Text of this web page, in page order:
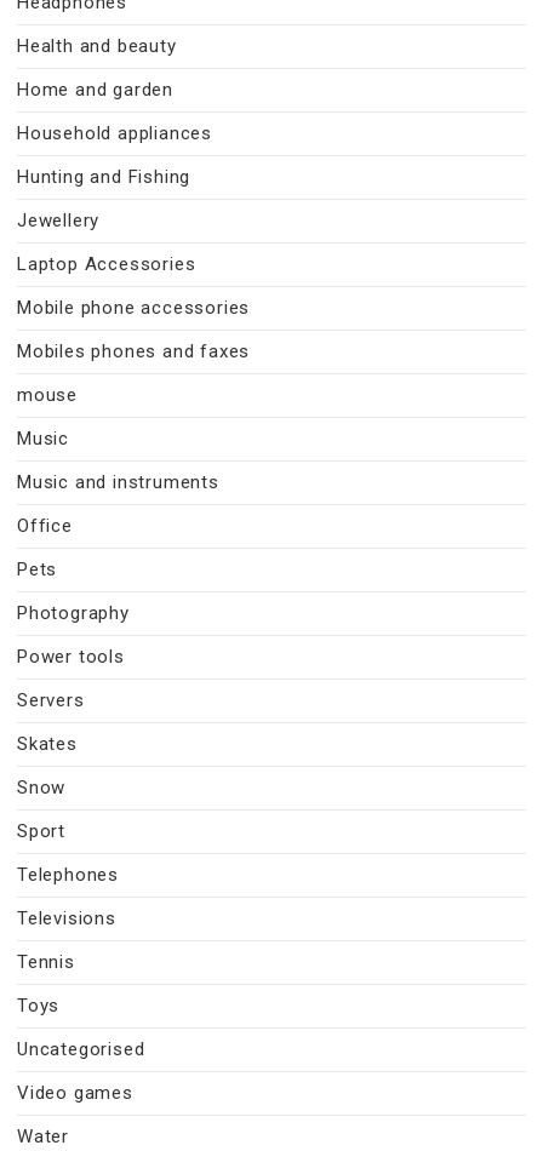
Health and beauty
Home and garden
Household appliances
Hunting and Fishing
Jewellery
Laptop Accessories
Mobile phone accessories
Mobiles phones and faxes
mouse
Music
Music and instruments
Office
Pets
Photography
Power tools
Servers
Skates
Snow
Sport
Telephones
Televisions
Tennis
Toys
Uncategorised
Video games
Water